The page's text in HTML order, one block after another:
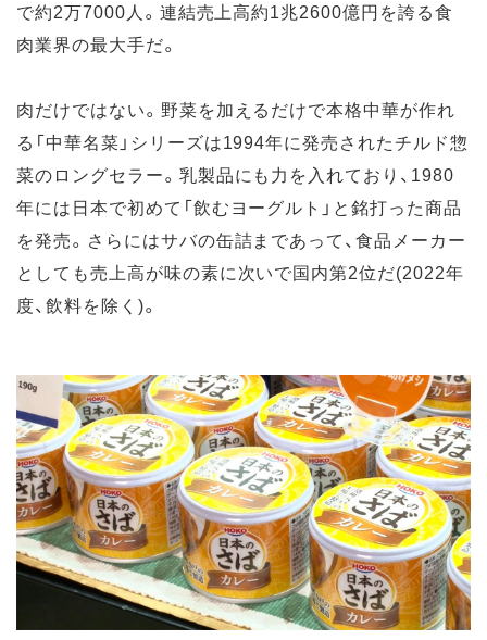
で約2万7000人。連結売上高約1兆2600億円を誇る食
肉業界の最大手だ。
肉だけではない。野菜を加えるだけで本格中華が作れ
る「中華名菜」シリーズは1994年に発売されたチルド惣
菜のロングセラー。乳製品にも力を入れており、1980
年には日本で初めて「飲むヨーグルト」と銘打った商品
を発売。さらにはサバの缶詰まであって、食品メーカー
としても売上高が味の素に次いで国内第2位だ(2022年
度、飲料を除く)。